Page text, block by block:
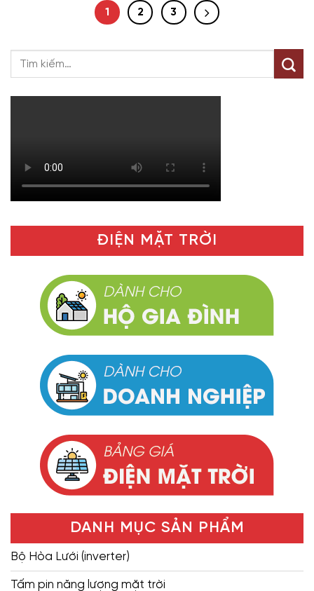
1 2 3
ĐIỆN MẶT TRỜI
DANH MỤC SẢN PHẨM
Bộ Hòa Lưới (inverter)
Tấm pin năng lượng mặt trời